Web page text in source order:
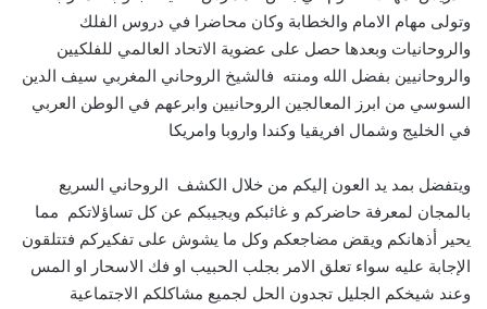
وتولى مهام الامام والخطابة وكان محاضرا في دروس الفلك
والروحانيات وبعدها حصل على عضوية الاتحاد العالمي للفلكيين
والروحانيين بفضل الله ومنته فالشيخ الروحاني المغربي سيف الدين
السوسي من ابرز المعالجين الروحانيين وابرعهم في الوطن العربي
في الخليج وشمال افريقيا وكندا واروبا وامريكا
ويتفضل بمد يد العون إليكم من خلال الكشف الروحاني السريع
بالمجان لمعرفة حاضركم و غائبكم ويجيبكم عن كل تساؤلاتكم مما
يحير أذهانكم ويقض مضاجعكم وكل ما يشوش على تفكيركم فتتلقون
الإجابة عليه سواء تعلق الامر بجلب الحبيب او فك الاسحار او المس
وعند شيخكم الجليل تجدون الحل لجميع مشاكلكم الاجتماعية